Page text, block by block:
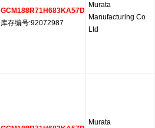
GCM188R71H683KA57D
库存编号:92072987
Murata
Manufacturing Co
Ltd
Murata